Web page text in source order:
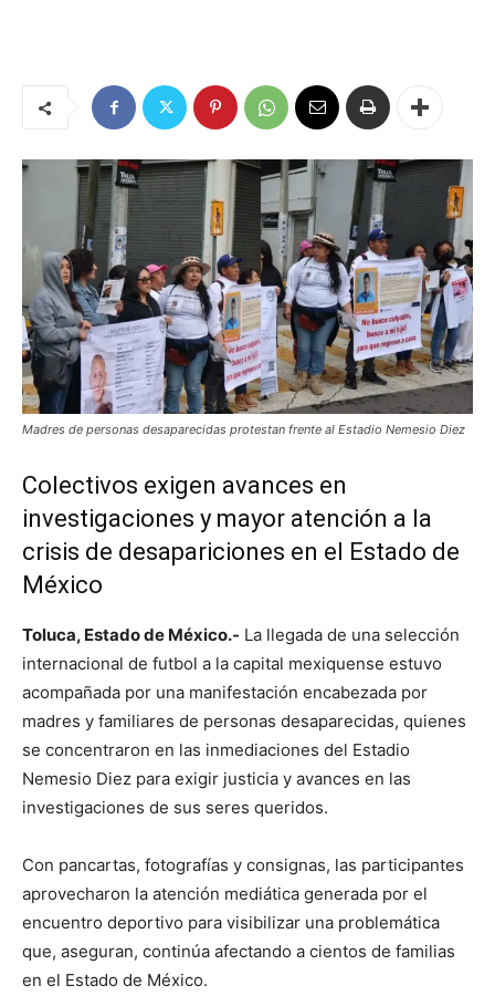
Madres de personas desaparecidas protestan frente al Estadio Nemesio Diez
Colectivos exigen avances en
investigaciones y mayor atención a la
crisis de desapariciones en el Estado de
México
Toluca, Estado de México.- La llegada de una selección
internacional de futbol a la capital mexiquense estuvo
acompañada por una manifestación encabezada por
madres y familiares de personas desaparecidas, quienes
se concentraron en las inmediaciones del Estadio
Nemesio Diez para exigir justicia y avances en las
investigaciones de sus seres queridos.
Con pancartas, fotografías y consignas, las participantes
aprovecharon la atención mediática generada por el
encuentro deportivo para visibilizar una problemática
que, aseguran, continúa afectando a cientos de familias
en el Estado de México.